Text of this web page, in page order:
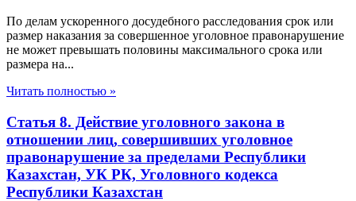
По делам ускоренного досудебного расследования срок или
размер наказания за совершенное уголовное правонарушение
не может превышать половины максимального срока или
размера на...
Читать полностью »
Статья 8. Действие уголовного закона в
отношении лиц, совершивших уголовное
правонарушение за пределами Республики
Казахстан, УК РК, Уголовного кодекса
Республики Казахстан